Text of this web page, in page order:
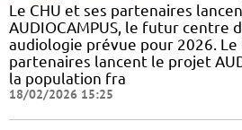
Le CHU et ses partenaires
AUDIOCAMPUS, le futur centre
audiologie prévue pour 2026. Le
partenaires lancent le projet
la population fra
18/02/2026 15:25